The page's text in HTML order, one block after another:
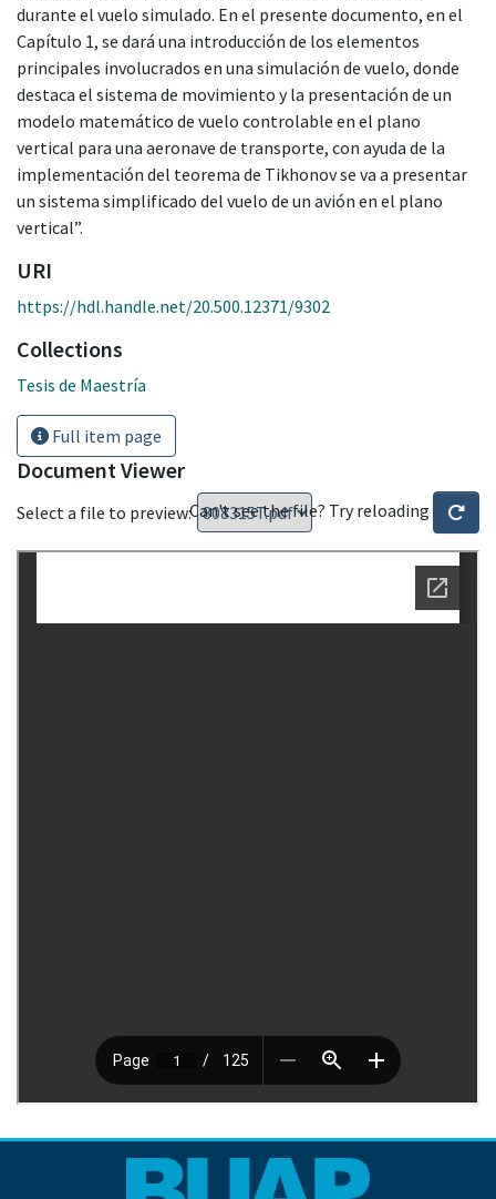
durante el vuelo simulado. En el presente documento, en el
Capítulo 1, se dará una introducción de los elementos
principales involucrados en una simulación de vuelo, donde
destaca el sistema de movimiento y la presentación de un
modelo matemático de vuelo controlable en el plano
vertical para una aeronave de transporte, con ayuda de la
implementación del teorema de Tikhonov se va a presentar
un sistema simplificado del vuelo de un avión en el plano
vertical”.
URI
https://hdl.handle.net/20.500.12371/9302
Collections
Tesis de Maestría
Full item page
Document Viewer
Select a file to preview:Can't see the file? Try reloading